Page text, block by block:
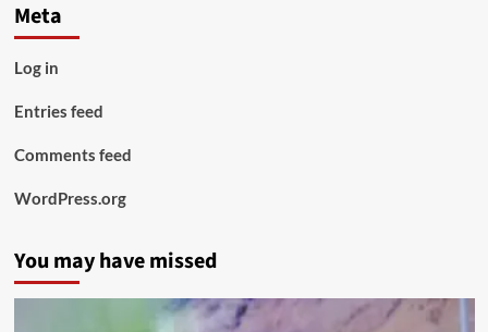
Meta
Log in
Entries feed
Comments feed
WordPress.org
You may have missed